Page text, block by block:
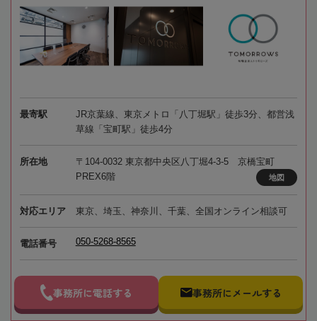
最寄駅
JR京葉線、東京メトロ「八丁堀駅」徒歩3分、都営浅
草線「宝町駅」徒歩4分
所在地
〒104-0032 東京都中央区八丁堀4-3-5 京橋宝町
PREX6階
地図
対応エリア 東京、埼玉、神奈川、千葉、全国オンライン相談可
電話番号 050-5268-8565
事務所に電話する 事務所にメールする